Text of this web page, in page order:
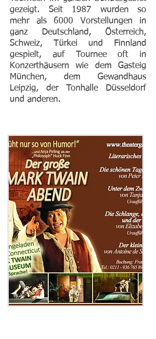
gezeigt. Seit 1987 wurden so
mehr als 6000 Vorstellungen in
ganz Deutschland, Österreich,
Schweiz, Türkei und Finnland
gespielt, auf Tournee oft in
Konzerthäusern wie dem Gasteig
München, dem Gewandhaus
Leipzig, der Tonhalle Düsseldorf
und anderen.